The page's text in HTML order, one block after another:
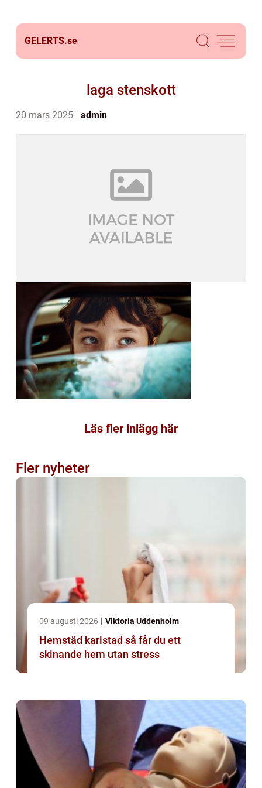
GELERTS.se
laga stenskott
20 mars 2025 admin
Läs fler inlägg här
Fler nyheter
09 augusti 2026 Viktoria Uddenholm
Hemstäd karlstad så får du ett
skinande hem utan stress